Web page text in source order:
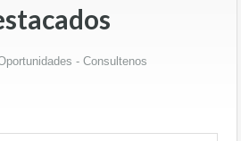
- Consultenos